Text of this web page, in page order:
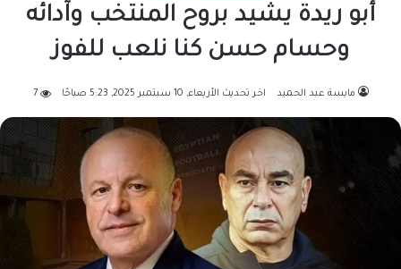
أبو ريدة يشيد بروح المنتخب وآدائه
وحسام حسن كنا نلعب للفوز
مايسة عبد الحميد اخر تحديث الأربعاء, 10 سبتمبر 2025, 5:23 صباحًا 7